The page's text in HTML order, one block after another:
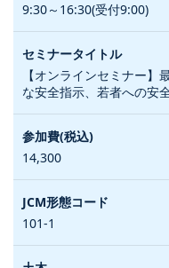
9:30～16:30(受付9:00)
【オンラインセミナー
な安全指示、若者への安
14,300
101-1